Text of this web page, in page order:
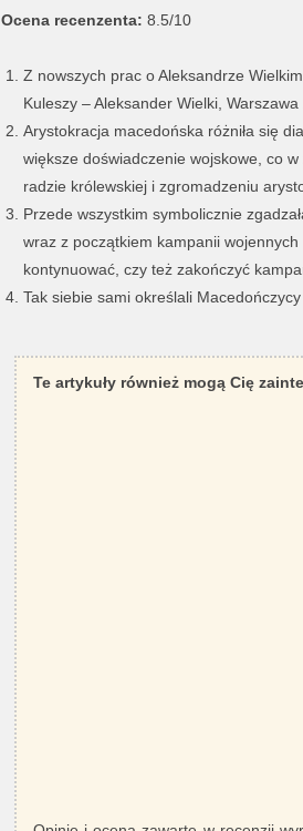
Ocena recenzenta: 8.5/10
Z nowszych prac o Aleksandrze
Kuleszy – Aleksander Wielki,
Arystokracja macedońska różniła się
większe doświadczenie wojskowe, co
radzie królewskiej i zgromadzeniu
Przede wszystkim symbolicznie
wraz z początkiem kampanii wojennych
kontynuować, czy też zakończyć
Tak siebie sami określali
Te artykuły również mogą Cię